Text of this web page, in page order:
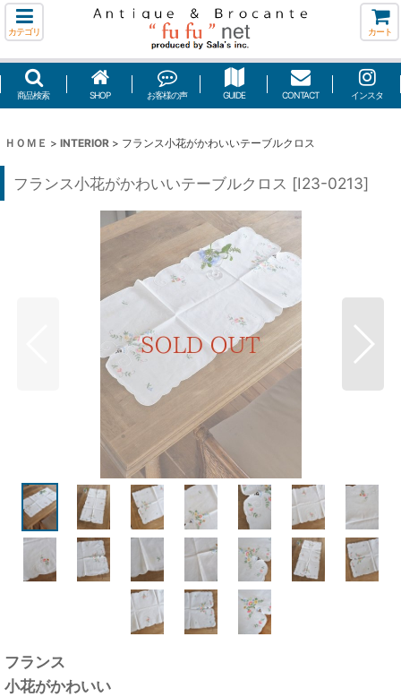
カテゴリ カート
商品検索 SHOP お客様の声 GUIDE CONTACT インスタ
ＨＯＭＥ > INTERIOR > フランス小花がかわいいテーブルクロス
フランス小花がかわいいテーブルクロス [I23-0213]
フランス
小花がかわいい